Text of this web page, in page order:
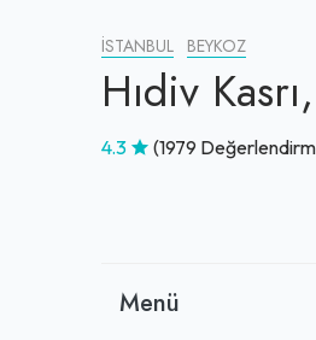
İSTANBUL BEYKOZ
Hıdiv
4.3 (1979
Menü